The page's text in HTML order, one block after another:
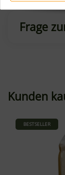
Frage
Kunden
BESTSELLER